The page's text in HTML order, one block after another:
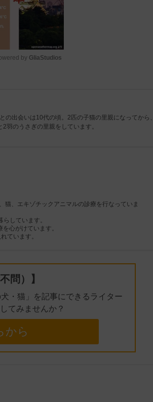
e
by GliaStudios
出会いは10代の頃。2匹の子猫の里親になってから、
羽のうさぎの里親をしています。
、エキゾチックアニマルの診療を行なっていま
しています。
心がけています。
ています。
問）】
・猫」を記事にできるライター
てみませんか？
から